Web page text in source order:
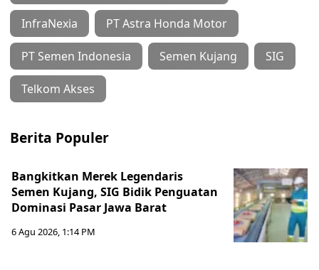
InfraNexia PT Astra Honda Motor
PT Semen Indonesia Semen Kujang SIG
Telkom Akses
Berita Populer
Bangkitkan Merek Legendaris
Semen Kujang, SIG Bidik Penguatan
Dominasi Pasar Jawa Barat
6 Agu 2026, 1:14 PM